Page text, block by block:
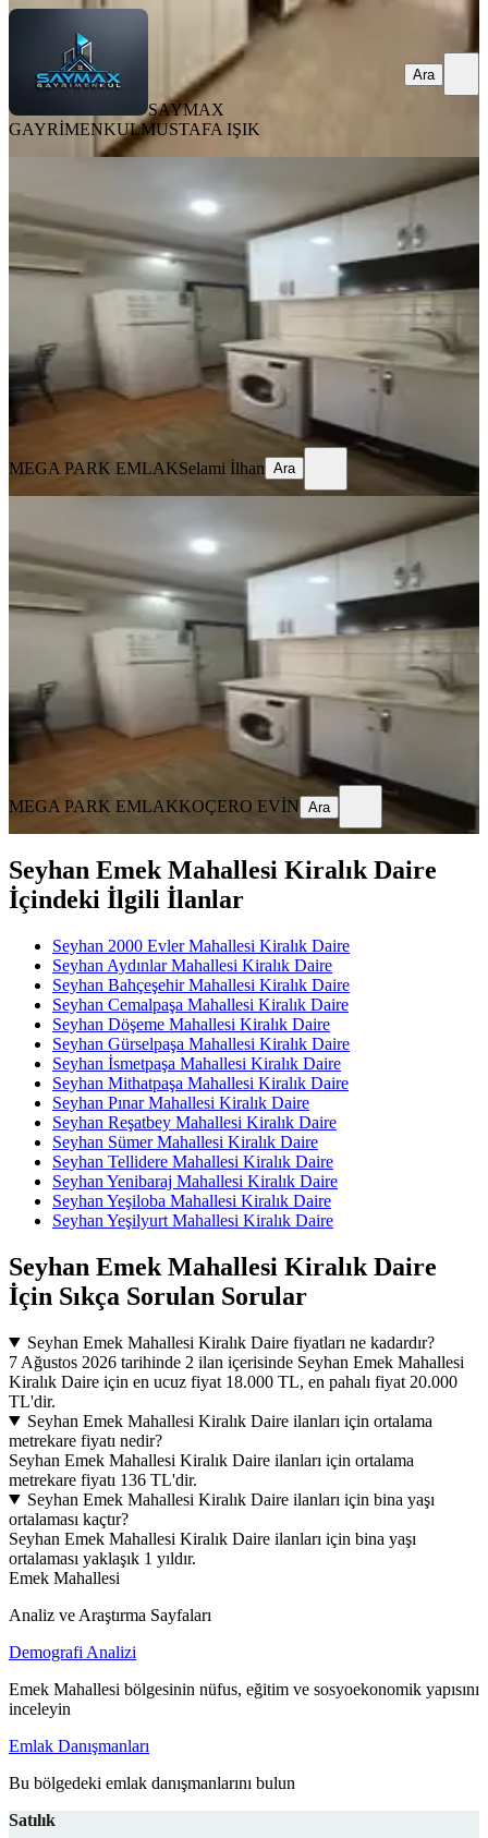
SAYMAX
GAYRİMENKULMUSTAFA IŞIK
Ara
Seyhan Baraj Yolu 1+1 Eşyalı Kiralık
Seyhan, Yenibaraj Mahallesi
1+1·50 m²·Yüksek giriş·05.08.2026
13.000 ₺
MEGA PARK EMLAKSelami İlhan
Ara
MEGA PARK EMLAKSelami İlhan Ara
Adana Seyhan Baraj Yolunda Kc
Wakiki Arasında Eşyalı Kiralık 1+1
Seyhan, Yenibaraj Mahallesi
1+1·65 m²·Yüksek giriş·04.08.2026
13.000 ₺ 14.000 ₺
MEGA PARK EMLAKKOÇERO EVİN
Ara
MEGA PARK EMLAKKOÇERO EVİN Ara
Seyhan Emek Mahallesi Kiralık Daire
İçindeki İlgili İlanlar
Seyhan 2000 Evler Mahallesi Kiralık Daire
Seyhan Aydınlar Mahallesi Kiralık Daire
Seyhan Bahçeşehir Mahallesi Kiralık Daire
Seyhan Cemalpaşa Mahallesi Kiralık Daire
Seyhan Döşeme Mahallesi Kiralık Daire
Seyhan Gürselpaşa Mahallesi Kiralık Daire
Seyhan İsmetpaşa Mahallesi Kiralık Daire
Seyhan Mithatpaşa Mahallesi Kiralık Daire
Seyhan Pınar Mahallesi Kiralık Daire
Seyhan Reşatbey Mahallesi Kiralık Daire
Seyhan Sümer Mahallesi Kiralık Daire
Seyhan Tellidere Mahallesi Kiralık Daire
Seyhan Yenibaraj Mahallesi Kiralık Daire
Seyhan Yeşiloba Mahallesi Kiralık Daire
Seyhan Yeşilyurt Mahallesi Kiralık Daire
Seyhan Emek Mahallesi Kiralık Daire
İçin Sıkça Sorulan Sorular
Seyhan Emek Mahallesi Kiralık Daire fiyatları ne kadardır?
7 Ağustos 2026 tarihinde 2 ilan içerisinde Seyhan Emek Mahallesi
Kiralık Daire için en ucuz fiyat 18.000 TL, en pahalı fiyat 20.000
TL'dir.
Seyhan Emek Mahallesi Kiralık Daire ilanları için ortalama
metrekare fiyatı nedir?
Seyhan Emek Mahallesi Kiralık Daire ilanları için ortalama
metrekare fiyatı 136 TL'dir.
Seyhan Emek Mahallesi Kiralık Daire ilanları için bina yaşı
ortalaması kaçtır?
Seyhan Emek Mahallesi Kiralık Daire ilanları için bina yaşı
ortalaması yaklaşık 1 yıldır.
Emek Mahallesi
Analiz ve Araştırma Sayfaları
Demografi Analizi
Emek Mahallesi bölgesinin nüfus, eğitim ve sosyoekonomik yapısını
inceleyin
Emlak Danışmanları
Bu bölgedeki emlak danışmanlarını bulun
Satılık